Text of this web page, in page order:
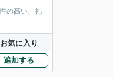
の高い、礼
お気に入り
追加する